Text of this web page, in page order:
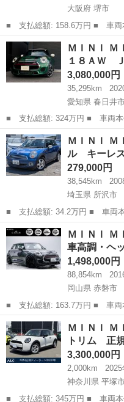
大阪府 堺市
■ 支払総額: 158.6万円 ■ 車両本体価格： 1,408,000 円 ■ メーカ
ー名： ＭＩＮＩ ■ 車種名：
ーＤ クラブマン ペッパーＰ
コントロ...
大阪 堺市
ＭＩＮＩ Ｍ
１８ＡＷ
3,080,000円
35,295km
愛知県 春日井
■ 支払総額: 324万円 ■ 車両本体価格： 3,080,000 円 ■ メーカー
名： ＭＩＮＩ ■ 車種名：
ーパーワークス １８ＡＷ Ｊ
ーン ホワ...
愛知 春日井市 ミニ
ＭＩＮＩ
ル キーレ
279,000円
38,545km
埼玉県 所沢市
■ 支払総額: 34.2万円 ■ 車両本体価格： 279,000 円 ■ メーカー
名： ＭＩＮＩ ■ 車種名：
ー アルミホイール キーレス
ム ＡＢＳ ＣＤ...
埼玉 所沢市
ＭＩＮＩ Ｍ
車高調・ヘ
1,498,000円
88,854km
岡山県 赤磐市
■ 支払総額: 163.7万円 ■ 車両本体価格： 1,498,000 円 ■ メーカ
ー名： ＭＩＮＩ ■ 車種名：
クーパーワークス 車高調・ヘ
バックカ...
岡山 赤磐市
ＭＩＮＩ Ｍ
トリム 正
3,300,000円
2,000km
2025
神奈川県 平塚
■ 支払総額: 345万円 ■ 車両本体価格： 3,300,000 円 ■ メーカー